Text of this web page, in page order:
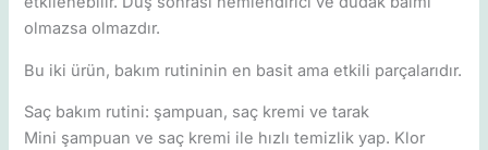
olmazsa olmazdır.
Bu iki ürün, bakım rutininin en basit ama etkili parçalarıdır.
Saç bakım rutini: şampuan, saç kremi ve tarak
Mini şampuan ve saç kremi ile hızlı temizlik yap. Klor